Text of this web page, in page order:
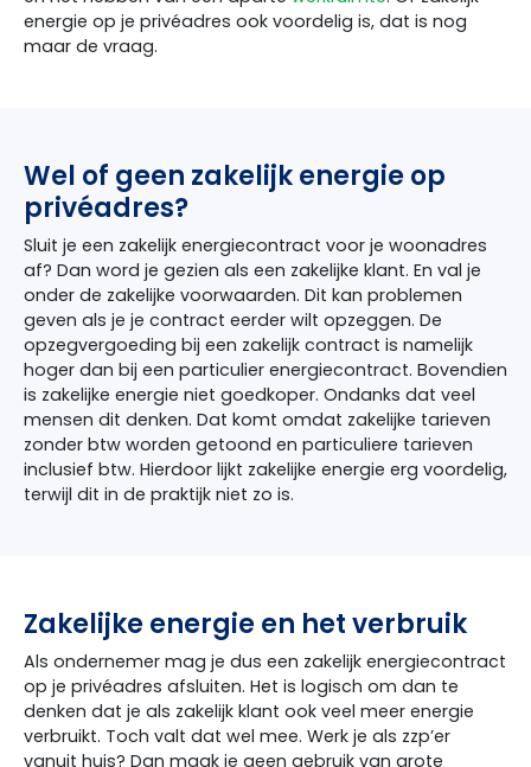
energie op je privéadres ook voordelig is, dat is nog
maar de vraag.
Wel of geen zakelijk energie op
privéadres?
Sluit je een zakelijk energiecontract voor je woonadres
af? Dan word je gezien als een zakelijke klant. En val je
onder de zakelijke voorwaarden. Dit kan problemen
geven als je je contract eerder wilt opzeggen. De
opzegvergoeding bij een zakelijk contract is namelijk
hoger dan bij een particulier energiecontract. Bovendien
is zakelijke energie niet goedkoper. Ondanks dat veel
mensen dit denken. Dat komt omdat zakelijke tarieven
zonder btw worden getoond en particuliere tarieven
inclusief btw. Hierdoor lijkt zakelijke energie erg voordelig,
terwijl dit in de praktijk niet zo is.
Zakelijke energie en het verbruik
Als ondernemer mag je dus een zakelijk energiecontract
op je privéadres afsluiten. Het is logisch om dan te
denken dat je als zakelijk klant ook veel meer energie
verbruikt. Toch valt dat wel mee. Werk je als zzp’er
vanuit huis? Dan maak je geen gebruik van grote